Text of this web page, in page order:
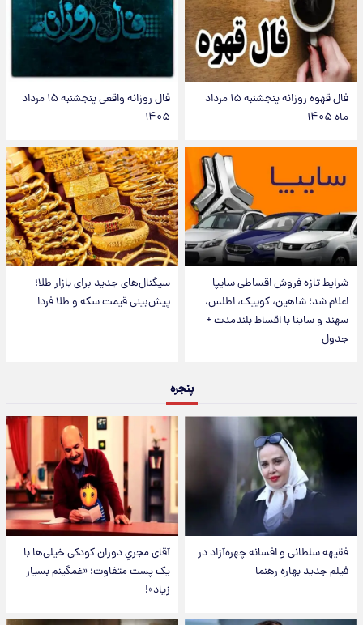
فال قهوه روزانه پنجشنبه ۱۵ مرداد
ماه ۱۴۰۵
فال روزانه واقعی پنجشنبه ۱۵ مرداد
۱۴۰۵
شرایط تازه فروش اقساطی سایپا
اعلام شد؛ شاهین، کوییک، اطلس،
سهند و ساینا با اقساط بلندمدت +
جدول
سیگنال‌های جدید برای بازار طلا؛
پیش‌بینی قیمت سکه و طلا فردا
پنجره
فقیهه سلطانی و افسانه چهره‌آزاد در
فیلم جدید بهاره رهنما
آقای مجریِ دوران کودکی خیلی‌ها با
یک پست متفاوت؛ «غمگینم بسیار
زیاد»!